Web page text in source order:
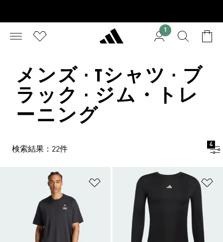
1
メンズ · Tシャツ · ブ
ラック · ジム・トレ
ーニング
検索結果：22件
4
ほしいものリストに追加